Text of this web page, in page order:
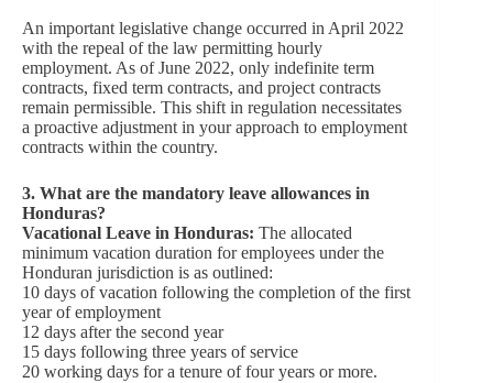
An important legislative change occurred in April 2022
with the repeal of the law permitting hourly
employment. As of June 2022, only indefinite term
contracts, fixed term contracts, and project contracts
remain permissible. This shift in regulation necessitates
a proactive adjustment in your approach to employment
contracts within the country.
3. What are the mandatory leave allowances in
Honduras?
Vacational Leave in Honduras: The allocated
minimum vacation duration for employees under the
Honduran jurisdiction is as outlined:
10 days of vacation following the completion of the first
year of employment
12 days after the second year
15 days following three years of service
20 working days for a tenure of four years or more.